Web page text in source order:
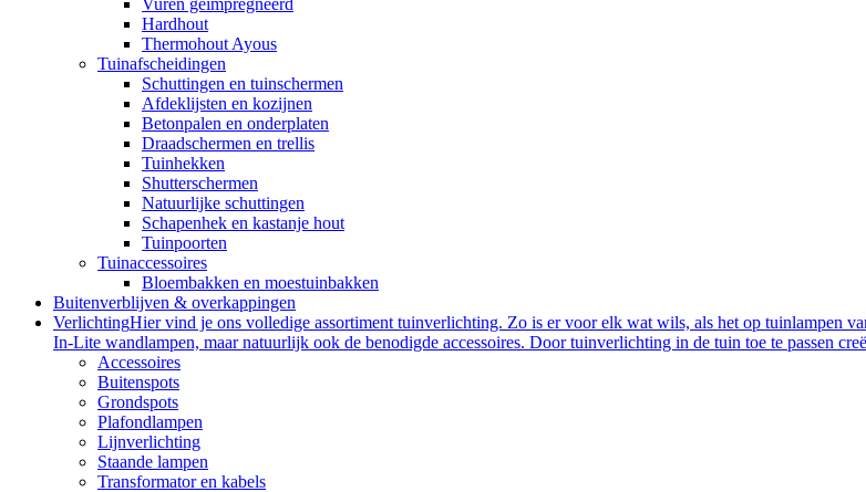
Hardhout
Thermohout Ayous
Tuinafscheidingen
Schuttingen en tuinschermen
Afdeklijsten en kozijnen
Betonpalen en onderplaten
Draadschermen en trellis
Tuinhekken
Shutterschermen
Natuurlijke schuttingen
Schapenhek en kastanje hout
Tuinpoorten
Tuinaccessoires
Bloembakken en moestuinbakken
Buitenverblijven & overkappingen
VerlichtingHier vind je ons volledige assortiment tuinverlichting. Zo is er voor elk wat wils, als het op tuinlampen
In-Lite wandlampen, maar natuurlijk ook de benodigde accessoires. Door tuinverlichting in de tuin toe te passen
Accessoires
Buitenspots
Grondspots
Plafondlampen
Lijnverlichting
Staande lampen
Transformator en kabels